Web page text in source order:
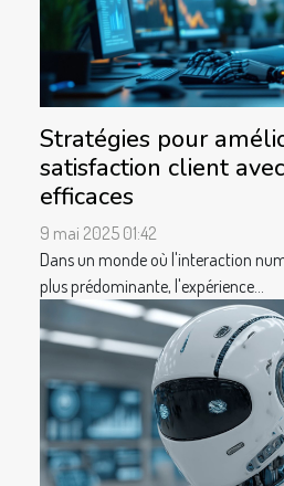
Stratégies pour
satisfaction client
efficaces
9 mai 2025 01:42
Dans un monde où l'interaction
plus prédominante, l'expérience...